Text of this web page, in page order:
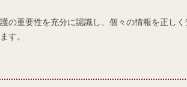
の重要性を充分に認識し、個々の情報を正し
す。